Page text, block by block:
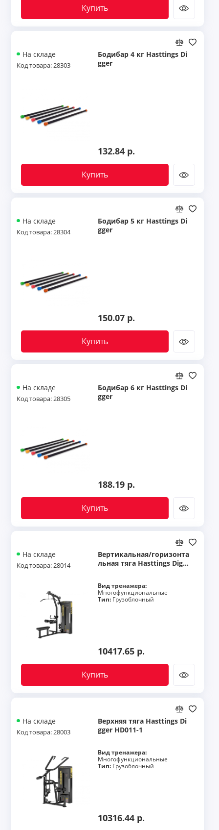
Купить
На складе
Код товара: 28303
Бодибар 4 кг Hasttings Di
gger
132.84 р.
Купить
На складе
Код товара: 28304
Бодибар 5 кг Hasttings Di
gger
150.07 р.
Купить
На складе
Код товара: 28305
Бодибар 6 кг Hasttings Di
gger
188.19 р.
Купить
На складе
Код товара: 28014
Вертикальная/горизонта
льная тяга Hasttings Digg
Вид тренажера:
Многофункциональные
Тип: Грузоблочный
10417.65 р.
Купить
На складе
Код товара: 28003
Верхняя тяга Hasttings Di
gger HD011-1
Вид тренажера:
Многофункциональные
Тип: Грузоблочный
10316.44 р.